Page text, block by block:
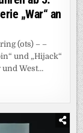
„War“ an
(ots) – –
und „Hijack“
West…